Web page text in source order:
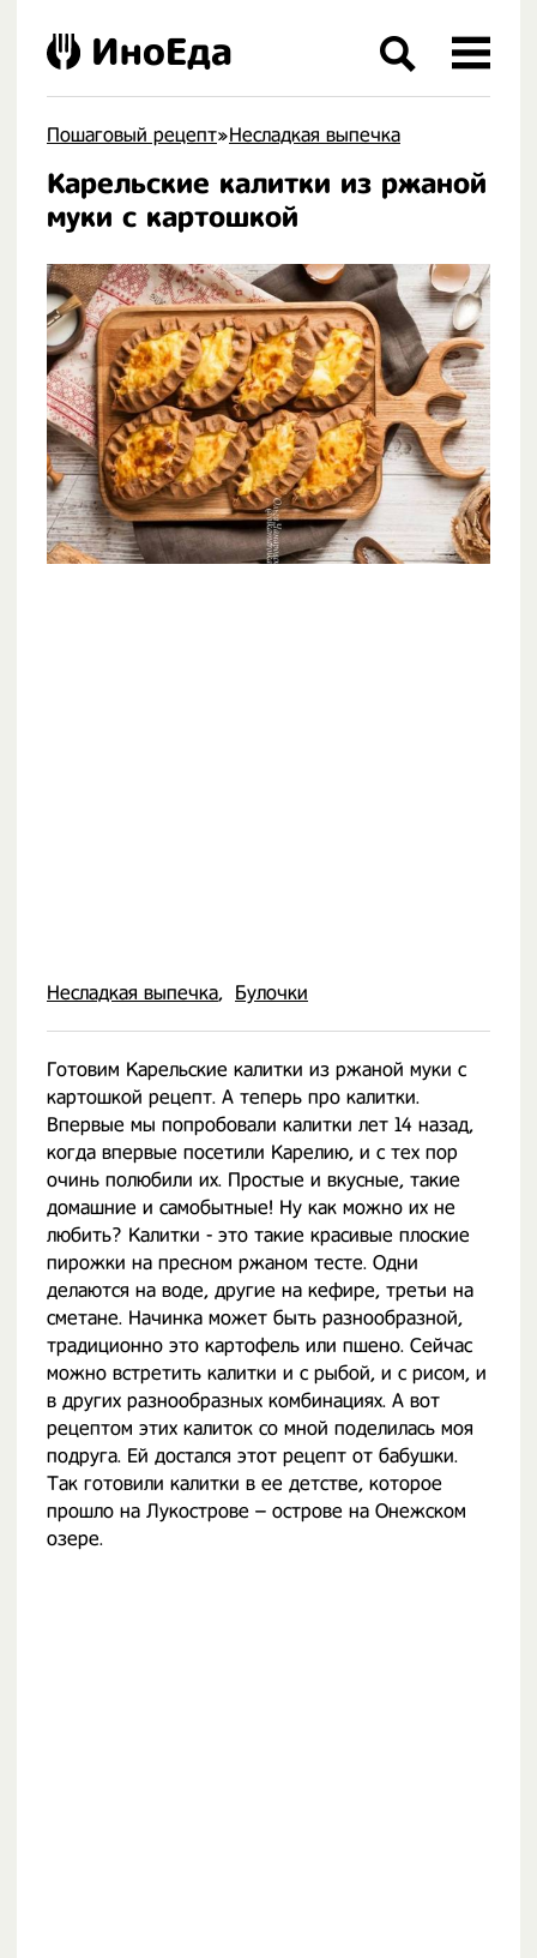
Пошаговый рецепт»Несладкая выпечка
Карельские калитки из ржаной
муки с картошкой
Несладкая выпечка Булочки
Готовим Карельские калитки из ржаной муки с
картошкой рецепт. А теперь про калитки.
Впервые мы попробовали калитки лет 14 назад,
когда впервые посетили Карелию, и с тех пор
очинь полюбили их. Простые и вкусные, такие
домашние и самобытные! Ну как можно их не
любить? Калитки - это такие красивые плоские
пирожки на пресном ржаном тесте. Одни
делаются на воде, другие на кефире, третьи на
сметане. Начинка может быть разнообразной,
традиционно это картофель или пшено. Сейчас
можно встретить калитки и с рыбой, и с рисом, и
в других разнообразных комбинациях. А вот
рецептом этих калиток со мной поделилась моя
подруга. Ей достался этот рецепт от бабушки.
Так готовили калитки в ее детстве, которое
прошло на Лукострове – острове на Онежском
озере.
ИноЕда